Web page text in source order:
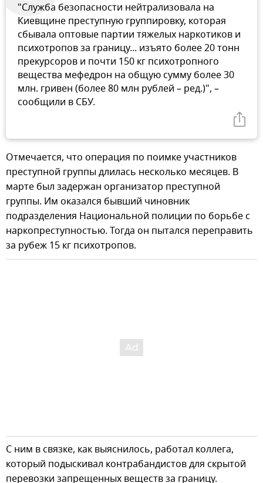
"Служба безопасности нейтрализовала на
Киевщине преступную группировку, которая
сбывала оптовые партии тяжелых наркотиков и
психотропов за границу... изъято более 20 тонн
прекурсоров и почти 150 кг психотропного
вещества мефедрон на общую сумму более 30
млн. гривен (более 80 млн рублей – ред.)", –
сообщили в СБУ.
Отмечается, что операция по поимке участников
преступной группы длилась несколько месяцев. В
марте был задержан организатор преступной
группы. Им оказался бывший чиновник
подразделения Национальной полиции по борьбе с
наркопреступностью. Тогда он пытался переправить
за рубеж 15 кг психотропов.
С ним в связке, как выяснилось, работал коллега,
который подыскивал контрабандистов для скрытой
перевозки запрещенных веществ за границу.